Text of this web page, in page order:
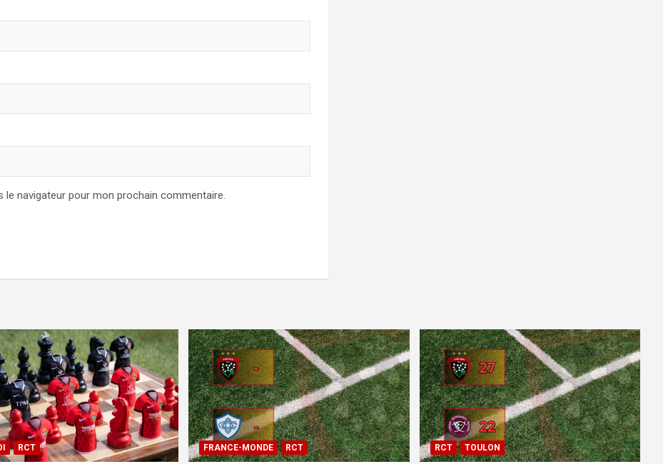
navigateur pour mon prochain commentaire.
RCT FRANCE-MONDE RCT RCT TOULON